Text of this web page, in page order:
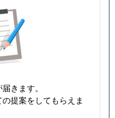
きます。
提案をしてもらえま